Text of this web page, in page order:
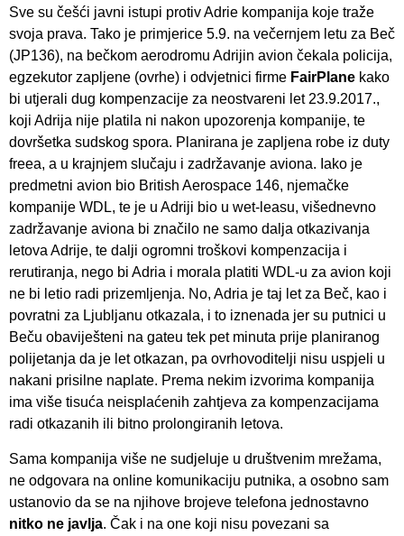
Sve su češći javni istupi protiv Adrie kompanija koje traže
svoja prava. Tako je primjerice 5.9. na večernjem letu za Beč
(JP136), na bečkom aerodromu Adrijin avion čekala policija,
egzekutor zapljene (ovrhe) i odvjetnici firme FairPlane kako
bi utjerali dug kompenzacije za neostvareni let 23.9.2017.,
koji Adrija nije platila ni nakon upozorenja kompanije, te
dovršetka sudskog spora. Planirana je zapljena robe iz duty
freea, a u krajnjem slučaju i zadržavanje aviona. Iako je
predmetni avion bio British Aerospace 146, njemačke
kompanije WDL, te je u Adriji bio u wet-leasu, višednevno
zadržavanje aviona bi značilo ne samo dalja otkazivanja
letova Adrije, te dalji ogromni troškovi kompenzacija i
rerutiranja, nego bi Adria i morala platiti WDL-u za avion koji
ne bi letio radi prizemljenja. No, Adria je taj let za Beč, kao i
povratni za Ljubljanu otkazala, i to iznenada jer su putnici u
Beču obaviješteni na gateu tek pet minuta prije planiranog
polijetanja da je let otkazan, pa ovrhovoditelji nisu uspjeli u
nakani prisilne naplate. Prema nekim izvorima kompanija
ima više tisuća neisplaćenih zahtjeva za kompenzacijama
radi otkazanih ili bitno prolongiranih letova.
Sama kompanija više ne sudjeluje u društvenim mrežama,
ne odgovara na online komunikaciju putnika, a osobno sam
ustanovio da se na njihove brojeve telefona jednostavno
nitko ne javlja. Čak i na one koji nisu povezani sa